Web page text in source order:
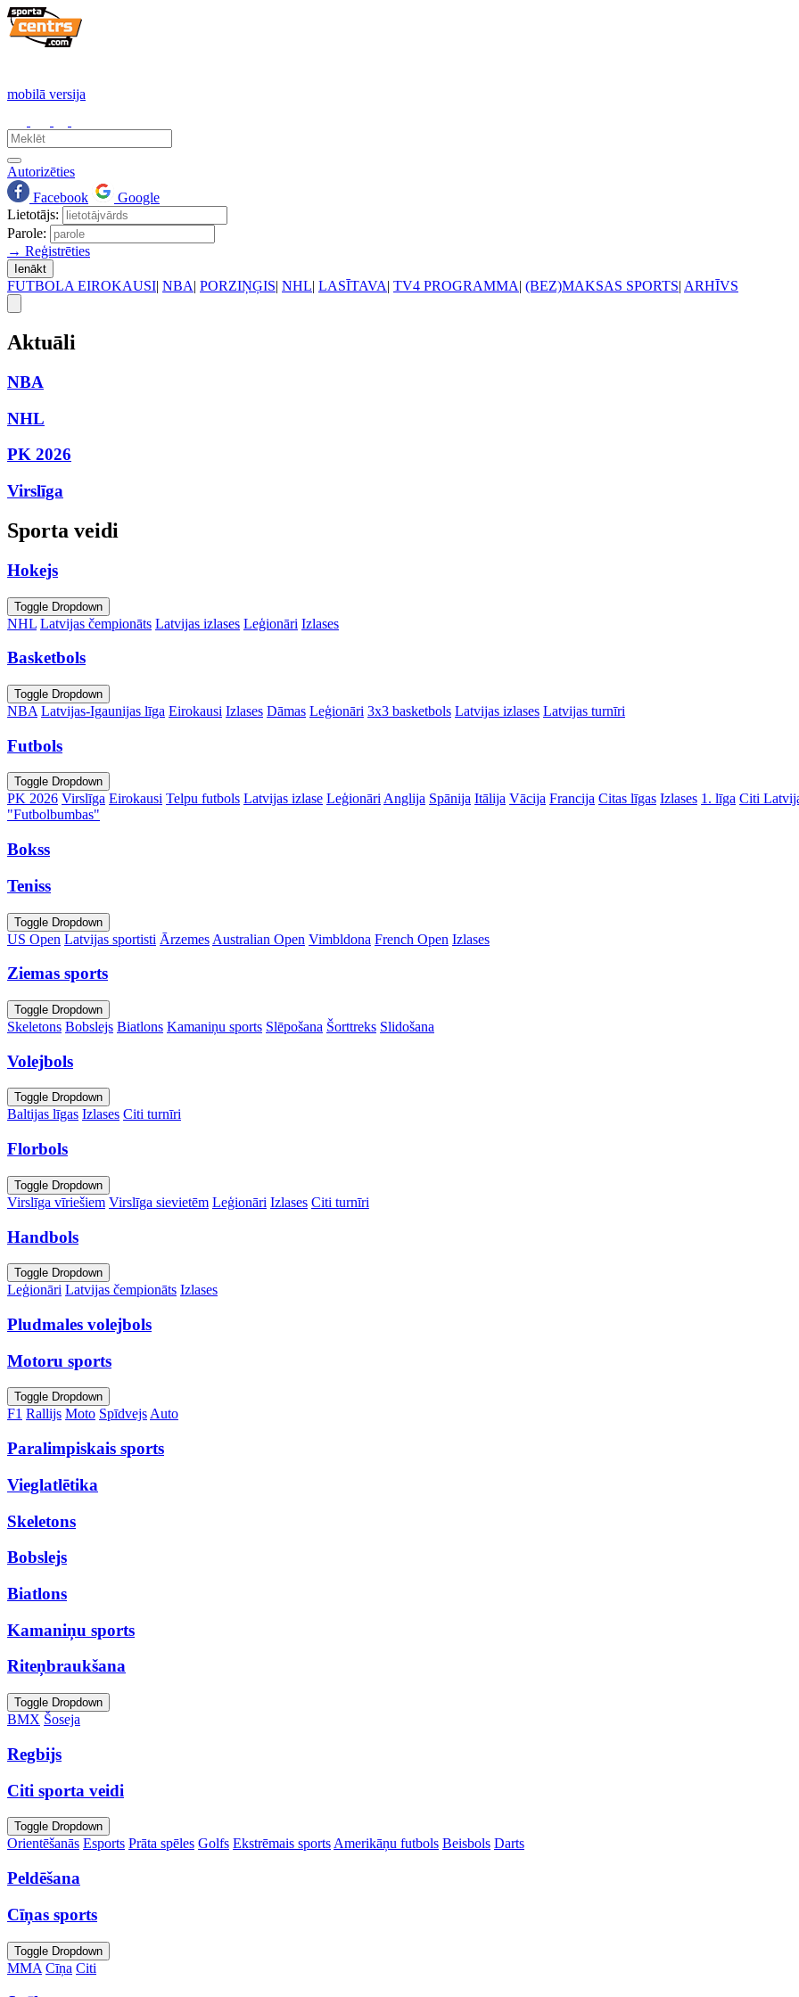
mobilā versija
Autorizēties
Facebook
Google
Lietotājs:
Parole:
→ Reģistrēties
Ienākt
FUTBOLA EIROKAUSI| NBA| PORZIŅĢIS| NHL| LASĪTAVA| TV4 PROGRAMMA| (BEZ)MAKSAS SPORTS| ARHĪVS
Aktuāli
NBA
NHL
PK 2026
Virslīga
Sporta veidi
Hokejs
Toggle Dropdown
NHL Latvijas čempionāts Latvijas izlases Leģionāri Izlases
Basketbols
Toggle Dropdown
NBA Latvijas-Igaunijas līga Eirokausi Izlases Dāmas Leģionāri 3x3 basketbols Latvijas izlases Latvijas turnīri
Futbols
Toggle Dropdown
PK 2026 Virslīga Eirokausi Telpu futbols Latvijas izlase Leģionāri Anglija Spānija Itālija Vācija Francija Citas līgas Izlases 1. līga Citi
"Futbolbumbas"
Bokss
Teniss
Toggle Dropdown
US Open Latvijas sportisti Ārzemes Australian Open Vimbldona French Open Izlases
Ziemas sports
Toggle Dropdown
Skeletons Bobslejs Biatlons Kamaniņu sports Slēpošana Šorttreks Slidošana
Volejbols
Toggle Dropdown
Baltijas līgas Izlases Citi turnīri
Florbols
Toggle Dropdown
Virslīga vīriešiem Virslīga sievietēm Leģionāri Izlases Citi turnīri
Handbols
Toggle Dropdown
Leģionāri Latvijas čempionāts Izlases
Pludmales volejbols
Motoru sports
Toggle Dropdown
F1 Rallijs Moto SpīdvejsAuto
Paralimpiskais sports
Vieglatlētika
Skeletons
Bobslejs
Biatlons
Kamaniņu sports
Riteņbraukšana
Toggle Dropdown
BMX Šoseja
Regbijs
Citi sporta veidi
Toggle Dropdown
Orientēšanās Esports Prāta spēles Golfs Ekstrēmais sports Amerikāņu futbols Beisbols Darts
Peldēšana
Cīņas sports
Toggle Dropdown
MMA Cīņa Citi